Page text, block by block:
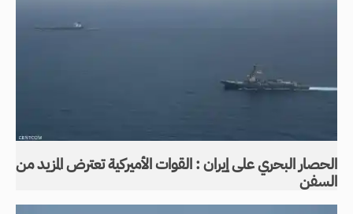
الحصار البحري على إيران : القوات الأميركية تعترض المزيد من
السفن